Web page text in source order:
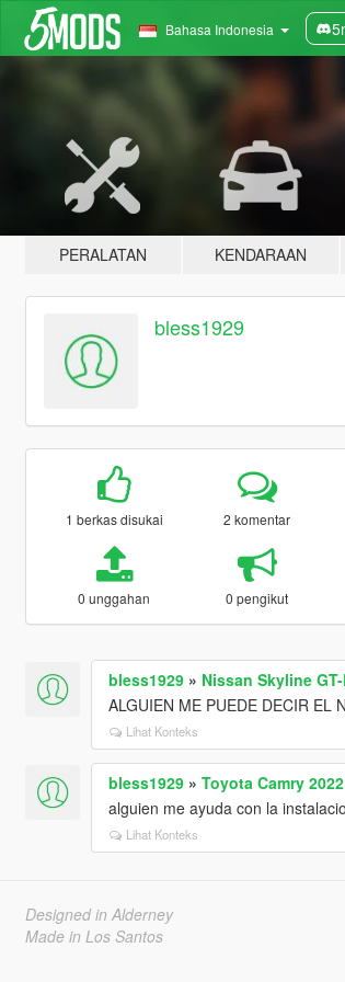
Bahasa Indonesia
PERALATAN KENDARAAN
bless1929
1 berkas disukai 2 komentar
0 unggahan 0 pengikut
bless1929» Nissan Skyline
ALGUIEN ME PUEDE DECIR EL
Lihat Konteks
bless1929» Toyota Camry
alguien me ayuda con la
Lihat Konteks
Designed in Alderney
Made in Los Santos